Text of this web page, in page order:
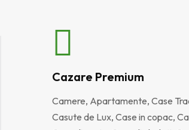
Cazare Premium
Camere, Apartamente, Case
Casute de Lux, Case in copac,